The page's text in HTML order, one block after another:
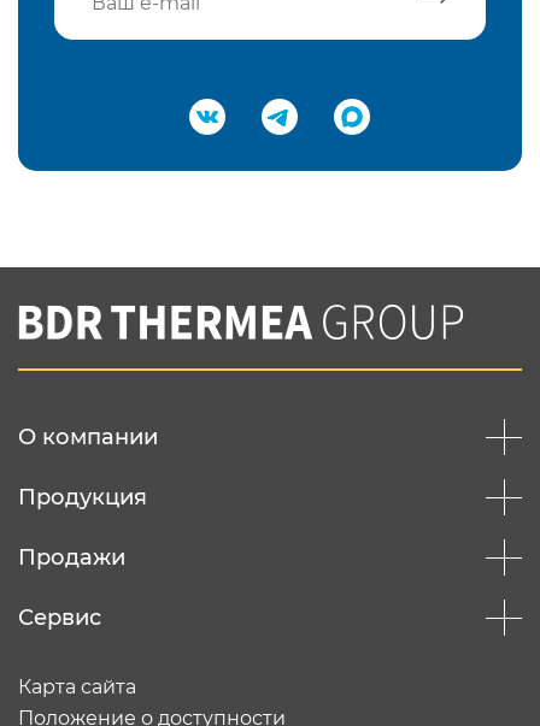
Подтвердить e-mail
Вы соглашаетесь с нашей политикой
конфеденциальности
О компании
Продукция
Продажи
Сервис
Карта сайта
Положение о доступности